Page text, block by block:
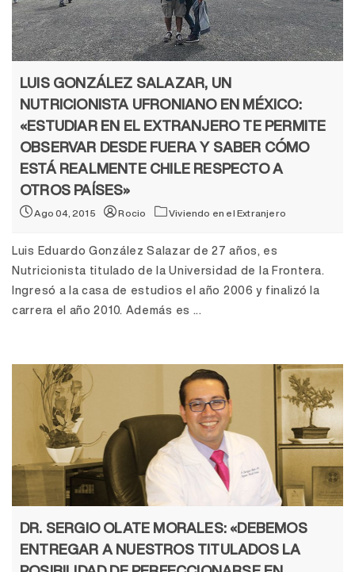
LUIS GONZÁLEZ SALAZAR, UN
NUTRICIONISTA UFRONIANO EN MÉXICO:
«ESTUDIAR EN EL EXTRANJERO TE PERMITE
OBSERVAR DESDE FUERA Y SABER CÓMO
ESTÁ REALMENTE CHILE RESPECTO A
OTROS PAÍSES»
Ago 04, 2015 Rocio Viviendo en el Extranjero
Luis Eduardo González Salazar de 27 años, es
Nutricionista titulado de la Universidad de la Frontera.
Ingresó a la casa de estudios el año 2006 y finalizó la
carrera el año 2010. Además es ...
DR. SERGIO OLATE MORALES: «DEBEMOS
ENTREGAR A NUESTROS TITULADOS LA